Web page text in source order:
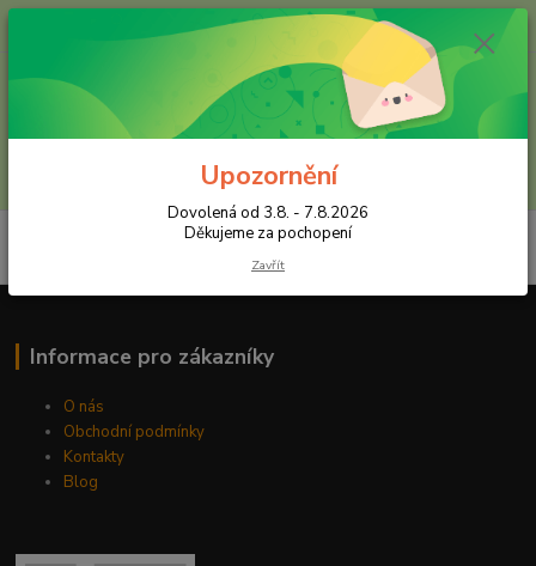
(Po-Pá, 8:30-16 hod.)
Informace pro zákazníky
O nás
Obchodní podmínky
Kontakty
Blog
Upozornění
Dovolená od 3.8. - 7.8.2026
Děkujeme za pochopení
Zavřít